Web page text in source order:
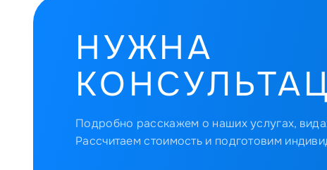
НУЖНА
Подробно расскажем о наших услугах,
Рассчитаем стоимость и подготовим